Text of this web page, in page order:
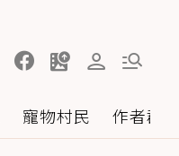
寵物村民 作者群